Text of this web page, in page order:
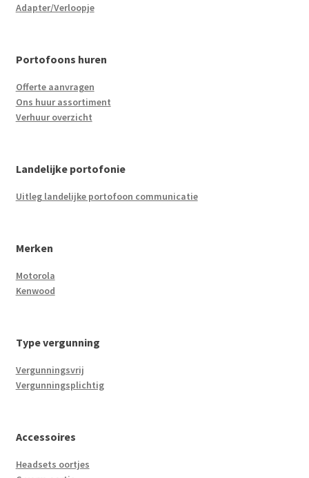
Adapter/Verloopje
Portofoons huren
Offerte aanvragen
Ons huur assortiment
Verhuur overzicht
Landelijke portofonie
Uitleg landelijke portofoon communicatie
Merken
Motorola
Kenwood
Type vergunning
Vergunningsvrij
Vergunningsplichtig
Accessoires
Headsets oortjes